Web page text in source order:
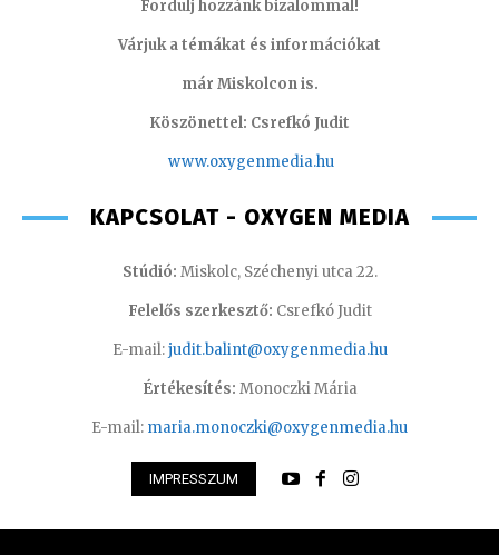
Fordulj hozzánk bizalommal!
Várjuk a témákat és információkat
már Miskolcon is.
Köszönettel: Csrefkó Judit
www.oxygenmedia.hu
KAPCSOLAT - OXYGEN MEDIA
Stúdió: Miskolc, Széchenyi utca 22.
Felelős szerkesztő: Csrefkó Judit
E-mail:judit.balint@oxygenmedia.hu
Értékesítés: Monoczki Mária
E-mail: maria.monoczki@oxygenmedia.hu
IMPRESSZUM